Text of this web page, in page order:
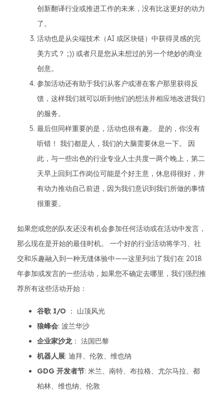
创新翻译行业或推进工作的未来，没有比这更好的动力
了。
活动也是从尖端技术（AI 或区块链）中获得灵感的完
美方式？ ;)) 或者只是您从未想过的另一个绝妙的商业
创意。
参加活动还有助于我们从客户或潜在客户那里获得反
馈，这样我们就可以听到他们的想法并相应地改进我们
的服务。
最后但同样重要的是，活动也很有趣。 是的，你没有
听错！ 我们都是人，我们的大脑需要休息一下。 因
此，与一些出色的行业专业人士共度一两个晚上，第二
天早上回到工作岗位可能是个好主意，休息得很好，并
有动力推动自己前进，因为我们意识到我们所做的事情
很重要。
如果您或您的队友还没有机会参加任何活动或在活动中发言，
那么现在是开始的最佳时机。 一个好的行业活动将学习、社
交和乐趣融入到一种无缝体验中——这里列出了我们在 2018
年参加或发言的一些活动，如果您不确定去哪里，我们强烈推
荐所有这些活动开始：
谷歌 I/O ： 山顶风光
狼峰会: 波兰华沙
企业家沙龙： 法国巴黎
机器人展: 迪拜、伦敦、维也纳
GDG 开发者节: 米兰、南特、布拉格、尤尔马拉、都
柏林、维也纳、伦敦